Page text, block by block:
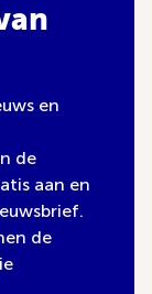
en
de
aan en
de